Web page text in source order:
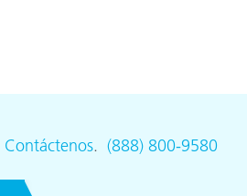
Contáctenos. (888) 800-9580